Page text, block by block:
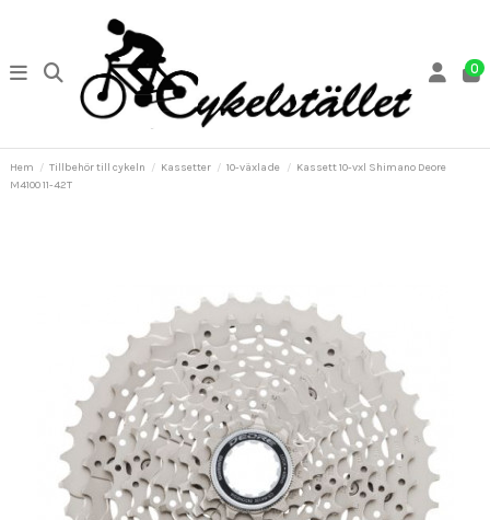
0
Hem Tillbehör till cykeln Kassetter 10-växlade
Kassett 10-vxl Shimano Deore
M4100 11-42T